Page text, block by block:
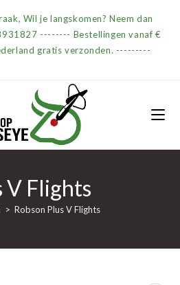
Wil je langskomen? Neem dan
-------- Bestellingen vanaf €
gratis verzonden. ---------
V Flights
> Robson Plus V Flights